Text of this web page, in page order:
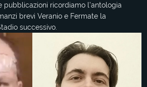
pubblicazioni ricordiamo l’antologia
brevi Veranio e Fermate la
successivo.